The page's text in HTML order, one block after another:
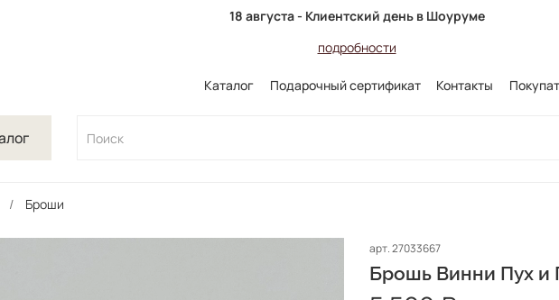
18 августа - Клиентский день в Шоуруме
подробности
Каталог Подарочный сертификат Контакты
Броши
арт.27033667
Брошь Винни Пух и